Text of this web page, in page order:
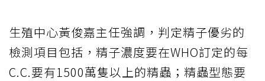
生殖中心黃俊嘉主任強調，判定精子優劣的
檢測項目包括，精子濃度要在WHO訂定的每
C.C.要有1500萬隻以上的精蟲；精蟲型態要